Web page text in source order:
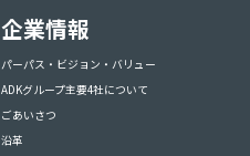
企業情報
パーパス・ビジョン・バリュー
ADKグループ主要4社について
ごあいさつ
沿革